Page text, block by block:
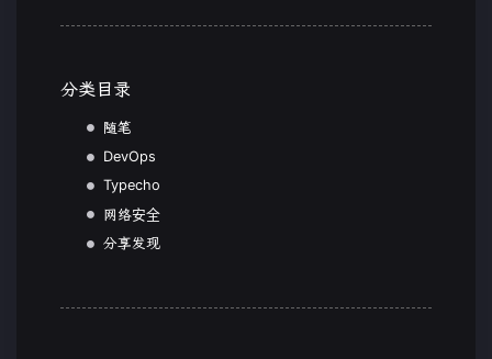
分类目录
随笔
DevOps
Typecho
网络安全
分享发现